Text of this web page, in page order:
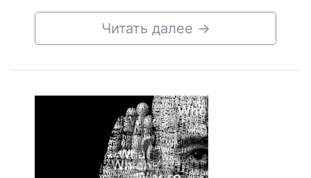
Читать далее →